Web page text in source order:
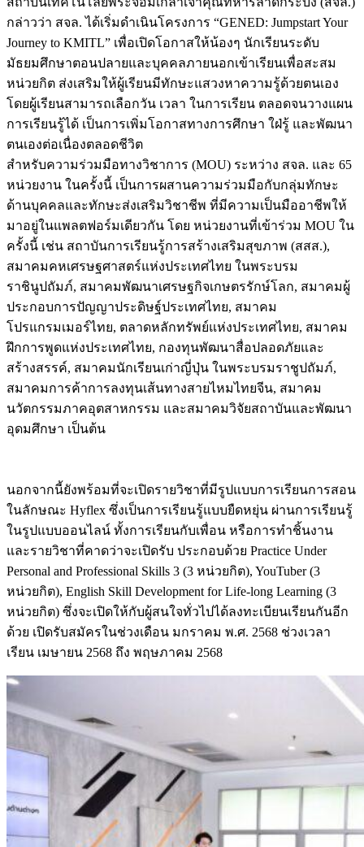
กล่าวว่า สจล. ได้เริ่มดำเนินโครงการ “GENED: Jumpstart Your
Journey to KMITL” เพื่อเปิดโอกาสให้น้องๆ นักเรียนระดับ
มัธยมศึกษาตอนปลายและบุคคลภายนอกเข้าเรียนเพื่อสะสม
หน่วยกิต ส่งเสริมให้ผู้เรียนมีทักษะแสวงหาความรู้ด้วยตนเอง
โดยผู้เรียนสามารถเลือกวัน เวลา ในการเรียน ตลอดจนวางแผน
การเรียนรู้ได้ เป็นการเพิ่มโอกาสทางการศึกษา ใฝ่รู้ และพัฒนา
ตนเองต่อเนื่องตลอดชีวิต
สำหรับความร่วมมือทางวิชาการ (MOU) ระหว่าง สจล. และ 65
หน่วยงาน ในครั้งนี้ เป็นการผสานความร่วมมือกับกลุ่มทักษะ
ด้านบุคคลและทักษะส่งเสริมวิชาชีพ ที่มีความเป็นมืออาชีพให้
มาอยู่ในแพลตฟอร์มเดียวกัน โดย หน่วยงานที่เข้าร่วม MOU ใน
ครั้งนี้ เช่น สถาบันการเรียนรู้การสร้างเสริมสุขภาพ (สสส.),
สมาคมคหเศรษฐศาสตร์แห่งประเทศไทย ในพระบรม
ราชินูปถัมภ์, สมาคมพัฒนาเศรษฐกิจเกษตรรักษ์โลก, สมาคมผู้
ประกอบการปัญญาประดิษฐ์ประเทศไทย, สมาคม
โปรแกรมเมอร์ไทย, ตลาดหลักทรัพย์แห่งประเทศไทย, สมาคม
ฝึกการพูดแห่งประเทศไทย, กองทุนพัฒนาสื่อปลอดภัยและ
สร้างสรรค์, สมาคมนักเรียนเก่าญี่ปุ่น ในพระบรมราชูปถัมภ์,
สมาคมการค้าการลงทุนเส้นทางสายไหมไทยจีน, สมาคม
นวัตกรรมภาคอุตสาหกรรม และสมาคมวิจัยสถาบันและพัฒนา
อุดมศึกษา เป็นต้น
นอกจากนี้ยังพร้อมที่จะเปิดรายวิชาที่มีรูปแบบการเรียนการสอน
ในลักษณะ Hyflex ซึ่งเป็นการเรียนรู้แบบยืดหยุ่น ผ่านการเรียนรู้
ในรูปแบบออนไลน์ ทั้งการเรียนกับเพื่อน หรือการทำชิ้นงาน
และรายวิชาที่คาดว่าจะเปิดรับ ประกอบด้วย Practice Under
Personal and Professional Skills 3 (3 หน่วยกิต), YouTuber (3
หน่วยกิต), English Skill Development for Life-long Learning (3
หน่วยกิต) ซึ่งจะเปิดให้กับผู้สนใจทั่วไปได้ลงทะเบียนเรียนกันอีก
ด้วย เปิดรับสมัครในช่วงเดือน มกราคม พ.ศ. 2568 ช่วงเวลา
เรียน เมษายน 2568 ถึง พฤษภาคม 2568